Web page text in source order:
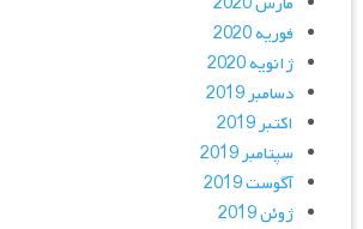
فوریه 2020
ژانویه 2020
دسامبر 2019
اکتبر 2019
سپتامبر 2019
آگوست 2019
ژوئن 2019